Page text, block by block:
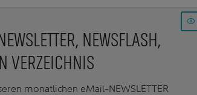
NEWSFLASH,
VERZEICHNIS
monatlichen eMail-NEWSLETTER